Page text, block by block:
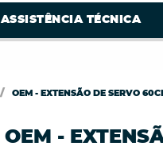
ASSISTÊNCIA TÉCNICA
OEM - EXTENSÃO DE SERVO
OEM -